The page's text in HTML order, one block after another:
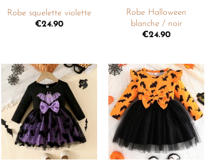
Robe squelette violette
€24.90
Robe Halloween
blanche / noir
€24.90
Ajouter
à la
liste de
souhaits
+
Ajouter
à la
liste de
souhaits
+